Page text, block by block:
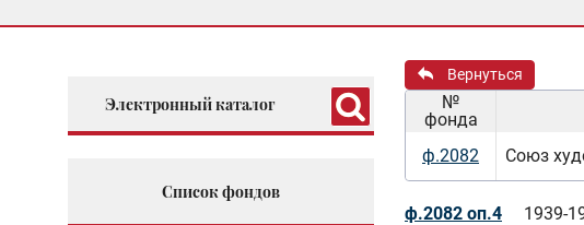
Электронный каталог
Список фондов
Вернуться
№
фонда
ф.2082
Союз
ф.2082 оп.4 1939-